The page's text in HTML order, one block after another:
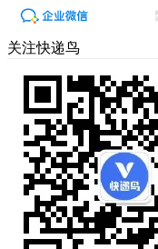
关注快递鸟